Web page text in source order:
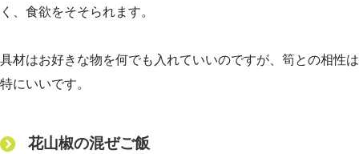
く、食欲をそそられます。
具材はお好きな物を何でも入れていいのですが、筍との相性は
特にいいです。
花山椒の混ぜご飯